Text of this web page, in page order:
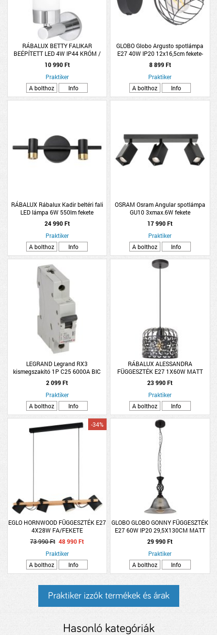
RÁBALUX BETTY FALIKAR
BEÉPÍTETT LED 4W IP44 KRÓM /
FEHÉR
10 990 Ft
Praktiker
A bolthoz
Info
GLOBO Globo Argusto spotlámpa
E27 40W IP20 12x16,5cm fekete-
arany
8 899 Ft
Praktiker
A bolthoz
Info
RÁBALUX Rábalux Kadir beltéri fali
LED lámpa 6W 550lm fekete
24 990 Ft
Praktiker
A bolthoz
Info
OSRAM Osram Angular spotlámpa
GU10 3xmax.6W fekete
17 990 Ft
Praktiker
A bolthoz
Info
LEGRAND Legrand RX3
kismegszakító 1P C25 6000A BIC
2 099 Ft
Praktiker
A bolthoz
Info
RÁBALUX ALESSANDRA
FÜGGESZTÉK E27 1X60W MATT
FEKETE
23 990 Ft
Praktiker
A bolthoz
Info
EGLO HORNWOOD FÜGGESZTÉK E27
4X28W FA/FEKETE
-34%
73 990 Ft 48 990 Ft
Praktiker
A bolthoz
Info
GLOBO GLOBO GONNY FÜGGESZTÉK
E27 60W IP20 29,5X130CM MATT
FEKETE-FÜSTSZÍNŰ ÜVEG
29 990 Ft
Praktiker
A bolthoz
Info
Praktiker izzók termékek és árak
Hasonló kategóriák